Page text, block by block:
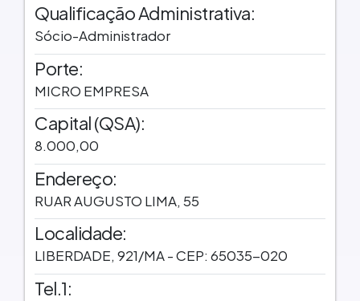
Qualificação Administrativa:
Sócio-Administrador
Porte:
MICRO EMPRESA
Capital (QSA):
8.000,00
Endereço:
RUAR AUGUSTO LIMA, 55
Localidade:
LIBERDADE, 921/MA - CEP: 65035-020
Tel.1: